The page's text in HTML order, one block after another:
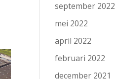
september 2022
mei 2022
april 2022
februari 2022
december 2021